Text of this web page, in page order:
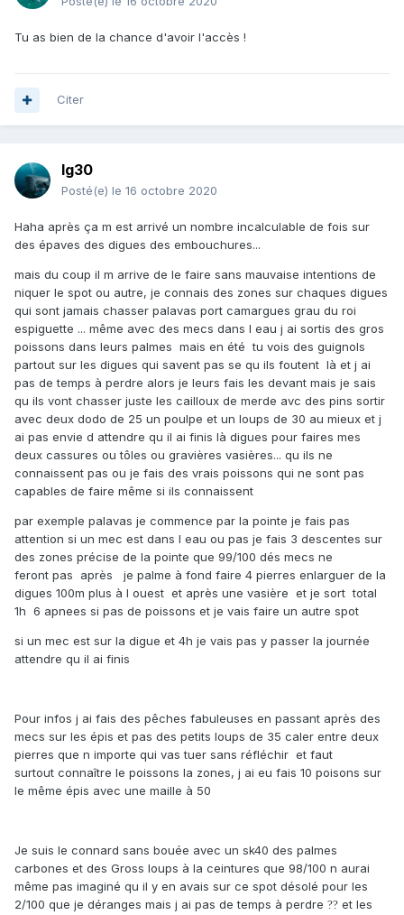
Tu as bien de la chance d'avoir l'accès !
Citer
lg30
Posté(e) le 16 octobre 2020
Haha après ça m est arrivé un nombre incalculable de fois sur
des épaves des digues des embouchures...
mais du coup il m arrive de le faire sans mauvaise intentions de
niquer le spot ou autre, je connais des zones sur chaques digues
qui sont jamais chasser palavas port camargues grau du roi
espiguette ... même avec des mecs dans l eau j ai sortis des gros
poissons dans leurs palmes mais en été tu vois des guignols
partout sur les digues qui savent pas se qu ils foutent là et j ai
pas de temps à perdre alors je leurs fais les devant mais je sais
qu ils vont chasser juste les cailloux de merde avc des pins sortir
avec deux dodo de 25 un poulpe et un loups de 30 au mieux et j
ai pas envie d attendre qu il ai finis là digues pour faires mes
deux cassures ou tôles ou gravières vasières... qu ils ne
connaissent pas ou je fais des vrais poissons qui ne sont pas
capables de faire même si ils connaissent
par exemple palavas je commence par la pointe je fais pas
attention si un mec est dans l eau ou pas je fais 3 descentes sur
des zones précise de la pointe que 99/100 dés mecs ne
feront pas après je palme à fond faire 4 pierres enlarguer de la
digues 100m plus à l ouest et après une vasière et je sort total
1h 6 apnees si pas de poissons et je vais faire un autre spot
si un mec est sur la digue et 4h je vais pas y passer la journée
attendre qu il ai finis
Pour infos j ai fais des pêches fabuleuses en passant après des
mecs sur les épis et pas des petits loups de 35 caler entre deux
pierres que n importe qui vas tuer sans réfléchir et faut
surtout connaître le poissons la zones, j ai eu fais 10 poisons sur
le même épis avec une maille à 50
Je suis le connard sans bouée avec un sk40 des palmes
carbones et des Gross loups à la ceintures que 98/100 n aurai
même pas imaginé qu il y en avais sur ce spot désolé pour les
2/100 que je déranges mais j ai pas de temps à perdre ?? et les